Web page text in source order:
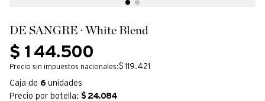
DE SANGRE · White Blend
$ 144.500
Precio sin impuestos nacionales:$ 119.421
Caja de 6 unidades
Precio por botella: $ 24.084